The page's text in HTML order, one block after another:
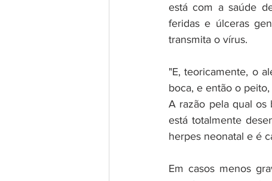
está com a saúde
feridas e úlceras
transmita o vírus.
"E, teoricamente, o
boca, e então o
A razão pela qual os
está totalmente
herpes neonatal e é
Em casos menos